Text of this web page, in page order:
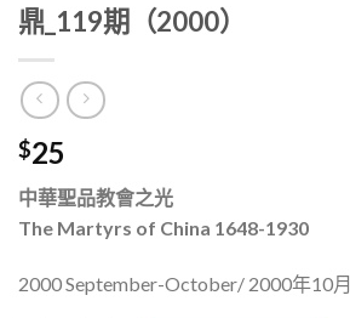
鼎_119期（2000）
$25
中華聖品教會之光
The Martyrs of China 1648-1930
2000 September-October/ 2000年10月